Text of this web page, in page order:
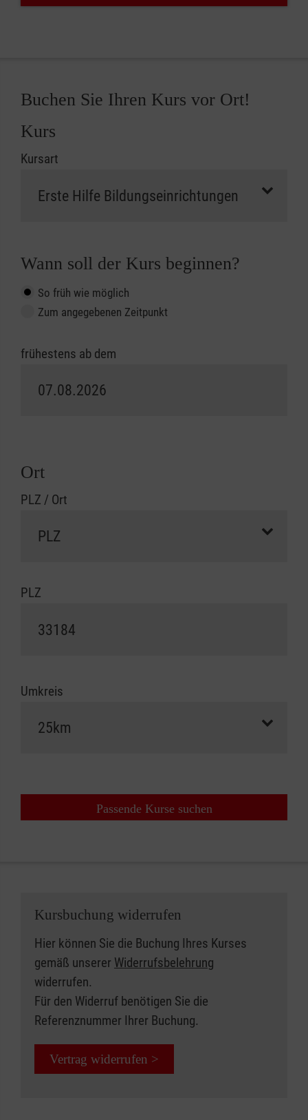
Buchen Sie Ihren Kurs vor Ort!
Kurs
Kursart
Wann soll der Kurs beginnen?
So früh wie möglich
Zum angegebenen Zeitpunkt
frühestens ab dem
Ort
PLZ / Ort
PLZ
Umkreis
Passende Kurse suchen
Kursbuchung widerrufen
Hier können Sie die Buchung Ihres Kurses
gemäß unserer Widerrufsbelehrung
widerrufen.
Für den Widerruf benötigen Sie die
Referenznummer Ihrer Buchung.
Vertrag widerrufen >